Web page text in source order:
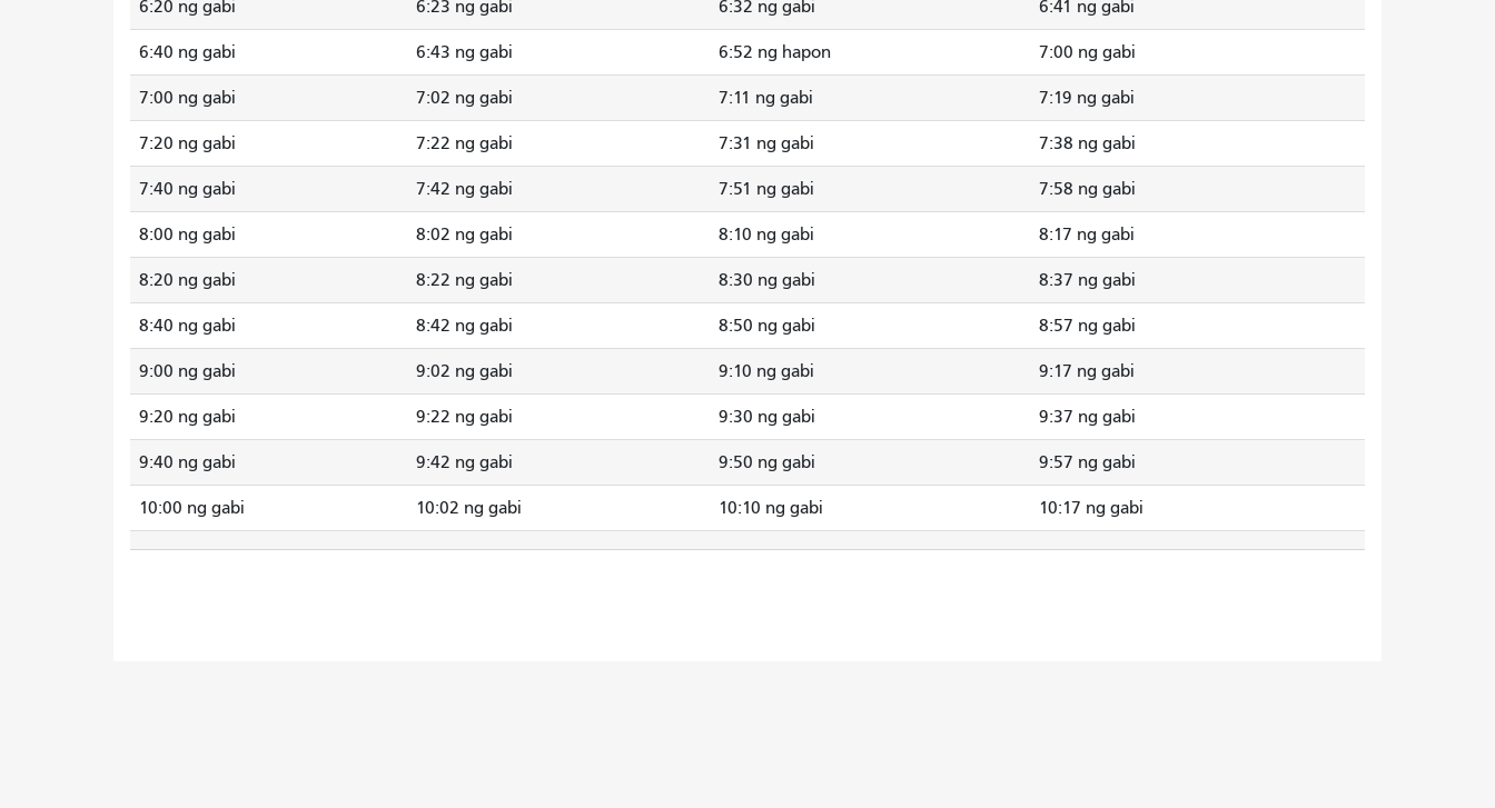
6:20 ng gabi 6:23 ng gabi 6:32 ng gabi 6:41 ng gabi
6:40 ng gabi 6:43 ng gabi 6:52 ng hapon 7:00 ng gabi
7:00 ng gabi 7:02 ng gabi 7:11 ng gabi 7:19 ng gabi
7:20 ng gabi 7:22 ng gabi 7:31 ng gabi 7:38 ng gabi
7:40 ng gabi 7:42 ng gabi 7:51 ng gabi 7:58 ng gabi
8:00 ng gabi 8:02 ng gabi 8:10 ng gabi 8:17 ng gabi
8:20 ng gabi 8:22 ng gabi 8:30 ng gabi 8:37 ng gabi
8:40 ng gabi 8:42 ng gabi 8:50 ng gabi 8:57 ng gabi
9:00 ng gabi 9:02 ng gabi 9:10 ng gabi 9:17 ng gabi
9:20 ng gabi 9:22 ng gabi 9:30 ng gabi 9:37 ng gabi
9:40 ng gabi 9:42 ng gabi 9:50 ng gabi 9:57 ng gabi
10:00 ng gabi 10:02 ng gabi 10:10 ng gabi 10:17 ng gabi